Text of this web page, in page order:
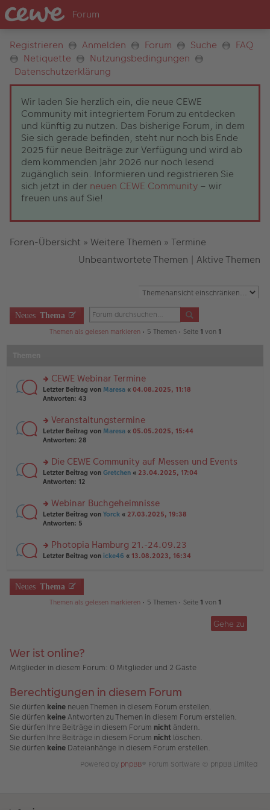
Registrieren Anmelden Forum Suche
FAQ
Netiquette
Nutzungsbedingungen
Datenschutzerklärung
Wir laden Sie herzlich ein, die neue CEWE
Community mit integriertem Forum zu entdecken
und künftig zu nutzen. Das bisherige Forum, in dem
Sie sich gerade befinden, steht nur noch bis Ende
2025 für neue Beiträge zur Verfügung und wird ab
dem kommenden Jahr 2026 nur noch lesend
zugänglich sein. Informieren und registrieren Sie
sich jetzt in der neuen CEWE Community – wir
freuen uns auf Sie!
Foren-Übersicht » Weitere Themen » Termine
Unbeantwortete Themen | Aktive Themen
Neues Thema
Themen als gelesen markieren• 5 Themen • Seite 1 von 1
rs
te
n
g
el
e
n
er
tr
a
g
CEWE Webinar Termine
Letzter Beitrag von Maresa « 04.08.2025, 11:18
Antworten: 43
rs
te
n
g
el
e
n
er
tr
a
Veranstaltungstermine
Letzter Beitrag von Maresa « 05.05.2025, 15:44
Antworten: 28
rs
te
n
g
el
e
n
ei
tr
Die CEWE Community auf Messen und Events
Letzter Beitrag von Gretchen « 23.04.2025, 17:04
Antworten: 12
rs
te
n
g
es
e
n
g
Webinar Buchgeheimnisse
Letzter Beitrag von Yorck « 27.03.2025, 19:38
Antworten: 5
rs
u
n
B
tr
g
Photopia Hamburg 21.-24.09.23
Letzter Beitrag von icke46 « 13.08.2023, 16:34
Neues Thema
Themen als gelesen markieren• 5 Themen • Seite 1 von 1
Gehe zu
Wer ist online?
Mitglieder in diesem Forum: 0 Mitglieder und 2 Gäste
Berechtigungen in diesem Forum
Sie dürfen keine neuen Themen in diesem Forum erstellen.
Sie dürfen keineAntworten zu Themen in diesem Forum erstellen.
Sie dürfen Ihre Beiträge in diesem Forum nicht ändern.
Sie dürfen Ihre Beiträge in diesem Forum nicht löschen.
Sie dürfen keine Dateianhänge in diesem Forum erstellen.
Powered by phpBB® Forum Software © phpBB Limited